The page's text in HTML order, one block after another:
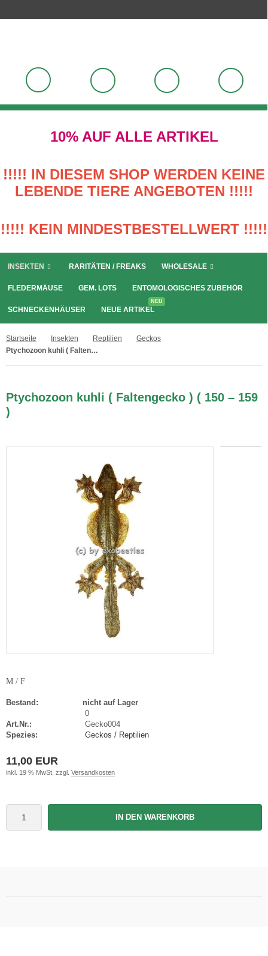
10% AUF ALLE ARTIKEL
!!!!! IN DIESEM SHOP WERDEN KEINE
LEBENDE TIERE ANGEBOTEN !!!!!
!!!!! KEIN MINDESTBESTELLWERT !!!!!
INSEKTEN RARITÄTEN / FREAKS WHOLESALE
FLEDERMÄUSE GEM. LOTS ENTOMOLOGISCHES ZUBEHÖR
SCHNECKENHÄUSER NEUE ARTIKEL
NEU
Startseite Insekten Reptilien
Geckos
Ptychozoon kuhli ( Faltengecko ) ( 150 – 159 )
Ptychozoon kuhli ( Faltengecko ) ( 150 – 159
)
M / F
Bestand:
nicht auf Lager
0
Art.Nr.:
Gecko004
Spezies:
Geckos / Reptilien
11,00 EUR
inkl. 19 % MwSt. zzgl. Versandkosten
IN DEN WARENKORB